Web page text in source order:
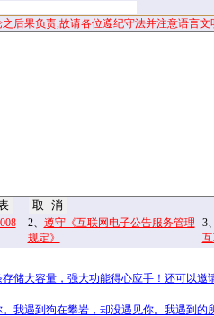
后果负责,故请各位遵纪守法并注意语言文
2、 遵守《互联网电子公告服务管理
规定》
3、
储大容量，强大功能得心应手！还可以邀
我遇到狗在攀岩，却没遇见你。我遇到